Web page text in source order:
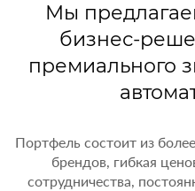
Мы
бизнес-
премиального
Портфель состоит из
брендов, гибкая
сотрудничества,